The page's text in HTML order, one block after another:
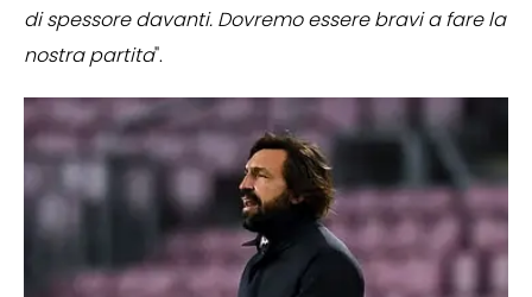
di spessore davanti. Dovremo essere bravi a fare la
nostra partita".